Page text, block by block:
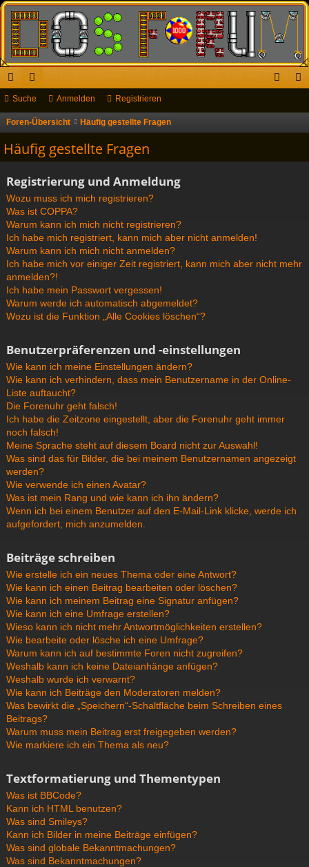
ch
ne
ug
riff
or
en
de re
Suche Anmelden Registrieren
Foren-Übersicht Häufig gestellte Fragen
Häufig gestellte Fragen
Registrierung und Anmeldung
Wozu muss ich mich registrieren?
Was ist COPPA?
Warum kann ich mich nicht registrieren?
Ich habe mich registriert, kann mich aber nicht anmelden!
Warum kann ich mich nicht anmelden?
Ich habe mich vor einiger Zeit registriert, kann mich aber nicht mehr
anmelden?!
Ich habe mein Passwort vergessen!
Warum werde ich automatisch abgemeldet?
Wozu ist die Funktion „Alle Cookies löschen“?
Benutzerpräferenzen und -einstellungen
Wie kann ich meine Einstellungen ändern?
Wie kann ich verhindern, dass mein Benutzername in der Online-
Liste auftaucht?
Die Forenuhr geht falsch!
Ich habe die Zeitzone eingestellt, aber die Forenuhr geht immer
noch falsch!
Meine Sprache steht auf diesem Board nicht zur Auswahl!
Was sind das für Bilder, die bei meinem Benutzernamen angezeigt
werden?
Wie verwende ich einen Avatar?
Was ist mein Rang und wie kann ich ihn ändern?
Wenn ich bei einem Benutzer auf den E-Mail-Link klicke, werde ich
aufgefordert, mich anzumelden.
Beiträge schreiben
Wie erstelle ich ein neues Thema oder eine Antwort?
Wie kann ich einen Beitrag bearbeiten oder löschen?
Wie kann ich meinem Beitrag eine Signatur anfügen?
Wie kann ich eine Umfrage erstellen?
Wieso kann ich nicht mehr Antwortmöglichkeiten erstellen?
Wie bearbeite oder lösche ich eine Umfrage?
Warum kann ich auf bestimmte Foren nicht zugreifen?
Weshalb kann ich keine Dateianhänge anfügen?
Weshalb wurde ich verwarnt?
Wie kann ich Beiträge den Moderatoren melden?
Was bewirkt die „Speichern“-Schaltfläche beim Schreiben eines
Beitrags?
Warum muss mein Beitrag erst freigegeben werden?
Wie markiere ich ein Thema als neu?
Textformatierung und Thementypen
Was ist BBCode?
Kann ich HTML benutzen?
Was sind Smileys?
Kann ich Bilder in meine Beiträge einfügen?
Was sind globale Bekanntmachungen?
Was sind Bekanntmachungen?